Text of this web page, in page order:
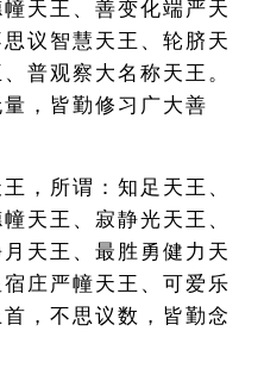
天王、善变化端严天
议智慧天王、轮脐天
普观察大名称天王。
，皆勤修习广大善
，所谓：知足天王、
天王、寂静光天王、
天王、最胜勇健力天
庄严幢天王、可爱乐
，不思议数，皆勤念